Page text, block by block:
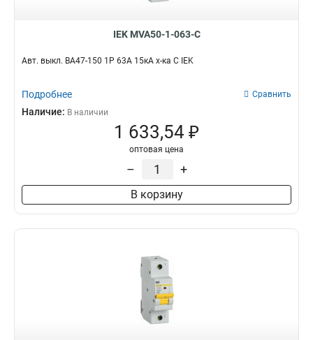
IEK MVA50-1-063-C
Авт. выкл. ВА47-150 1Р 63А 15кА х-ка C IEK
Подробнее Сравнить
Наличие: В наличии
1 633,54 ₽
оптовая цена
– +
В корзину